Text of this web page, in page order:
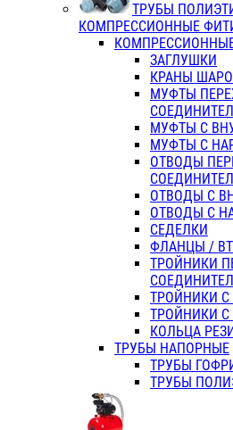
ТРУБЫ
КОМПРЕССИОННЫЕ
ЗАГЛУШКИ
КРАНЫ
МУФТЫ
МУФТЫ С
МУФТЫ С
ОТВОДЫ
ОТВОДЫ С
ОТВОДЫ С
СЕДЕЛКИ
ФЛАНЦЫ /
ТРОЙНИКИ
ТРОЙНИКИ С
ТРОЙНИКИ
КОЛЬЦА
ТРУБЫ НАПОРНЫЕ
ТРУБЫ
ТРУБЫ